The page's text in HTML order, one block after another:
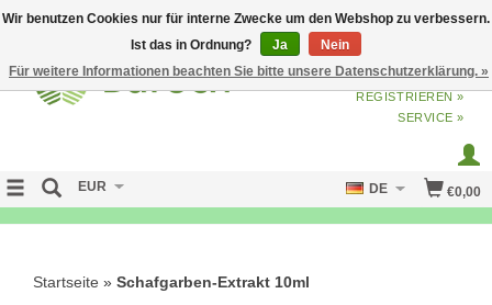
ANMELDENODERJETZT
REGISTRIEREN »
SERVICE »
€0,00
EUR DE
Startseite » Schafgarben-Extrakt 10ml
Wir benutzen Cookies nur für interne Zwecke um den Webshop zu verbessern.
Ist das in Ordnung?
Ja
Nein
Für weitere Informationen beachten Sie bitte unsere Datenschutzerklärung. »